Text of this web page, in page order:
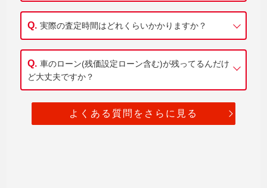
実際の査定時間はどれくらいかかりますか？
車のローン(残価設定ローン含む)が残ってるんだけ
ど大丈夫ですか？
よくある質問をさらに見る